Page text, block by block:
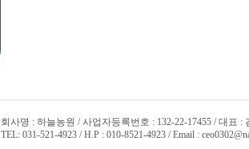
회사명 : 하늘농원 / 사업자등록번호 : 132-22-17455 / 대표
TEL: 031-521-4923 / H.P : 010-8521-4923 / Email :